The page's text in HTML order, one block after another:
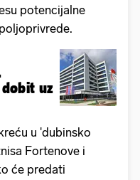
potencijalne
uz
u 'dubinsko
Fortenove i
će predati